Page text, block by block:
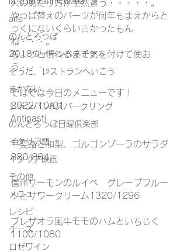
arte
のんとろっぽ
2018ウィーンベネチア
そうだ、レストランへいこう
まかない
シャンパン&スパークリング
のんとろっぽ日曜俱楽部
イタリア語
イタリア映画
その他
メニュー
レシピ
チーズ
ロゼワイン
火のあたり方が全然違う・・・・・。
やっぱ替えのパーツが何年もまえからと
っくにないくらい古かったもん
ね・・・。
ちょっと慣れるまで気を付けて使お
う・・・。
ではでは今日のメニューです！
2022/10/01
Antipasti
甲斐路と和梨、ゴルゴンゾーラのサラダ
880/864
信州サーモンのルイベ　グレープフルー
ツとサワークリーム1320/1296
ブレザオラ風牛モモのハムといちじく
1100/1080